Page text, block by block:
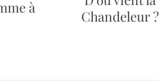
à
Chandeleur ?